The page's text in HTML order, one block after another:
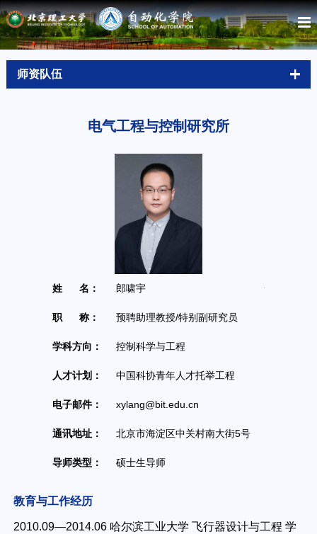
师资队伍
电气工程与控制研究所
姓 名： 郎啸宇
职 称： 预聘助理教授/特别副研究员
学科方向： 控制科学与工程
人才计划： 中国科协青年人才托举工程
电子邮件： xylang@bit.edu.cn
通讯地址： 北京市海淀区中关村南大街5号
导师类型： 硕士生导师
教育与工作经历
2010.09—2014.06 哈尔滨工业大学 飞行器设计与工程 学